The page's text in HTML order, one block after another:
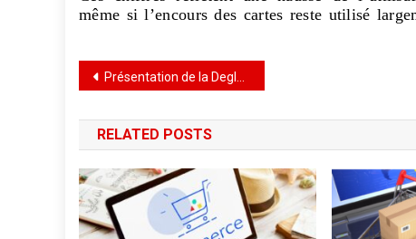
même si l’encours des cartes reste utilisé
Présentation de la Deglet Ennour à Carrefour La Marsa
RELATED POSTS